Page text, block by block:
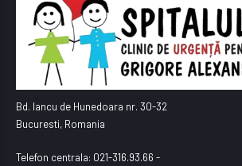
Bd. Iancu de Hunedoara nr. 30-32
Bucuresti, Romania
Telefon centrala: 021-316.93.66 -